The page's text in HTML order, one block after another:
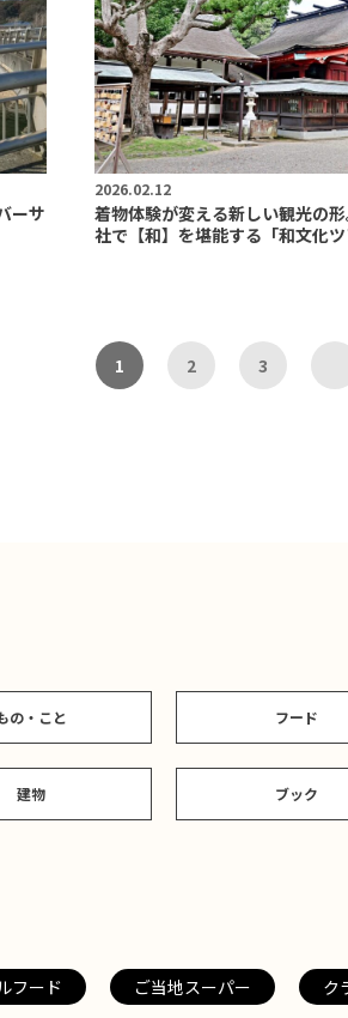
ーサ
2026.02.12
着物体験が変える新しい観光の
社で【和】を堪能する「和文化ツ
1 2 3
の・こと フード
建物 ブック
フード ご当地スーパー ク